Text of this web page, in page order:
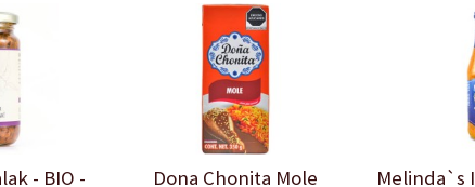
- BIO -
Dona Chonita Mole
Melinda`s